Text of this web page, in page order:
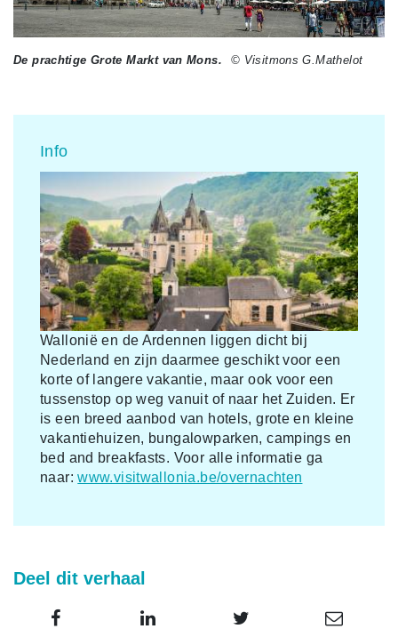
De prachtige Grote Markt van Mons. © Visitmons G.Mathelot
Info
Wallonië en de Ardennen liggen dicht bij
Nederland en zijn daarmee geschikt voor een
korte of langere vakantie, maar ook voor een
tussenstop op weg vanuit of naar het Zuiden. Er
is een breed aanbod van hotels, grote en kleine
vakantiehuizen, bungalowparken, campings en
bed and breakfasts. Voor alle informatie ga
naar:www.visitwallonia.be/overnachten
Deel dit verhaal